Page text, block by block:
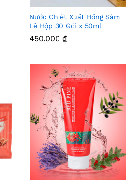
Thê
Yêu
Thíc
Nước Chiết Xuất Hồng Sâm
Lê Hộp 30 Gói x 50ml
450.000 ₫